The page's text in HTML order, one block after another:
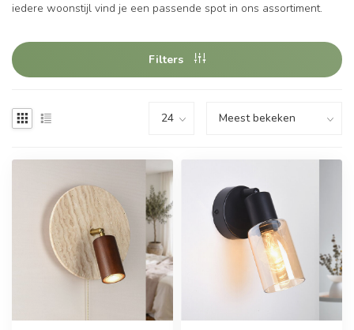
iedere woonstijl vind je een passende spot in ons assortiment.
Filters